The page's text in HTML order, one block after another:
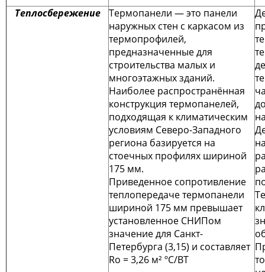
Теплосбережение
Термопанели — это панели
наружных стен с каркасом из
термопрофилей,
предназначенные для
строительства малых и
многоэтажных зданий.
Наиболее распространённая
конструкция термопанелей,
подходящая к климатическим
условиям Северо-Западного
региона базируется на
стоечных профилях шириной
175 мм.
Приведенное сопротивление
теплопередаче термопанели
шириной 175 мм превышает
установленное СНИПом
значение для Санкт-
Петербурга (3,15) и составляет
Rо = 3,26 м² ºС/ВТ